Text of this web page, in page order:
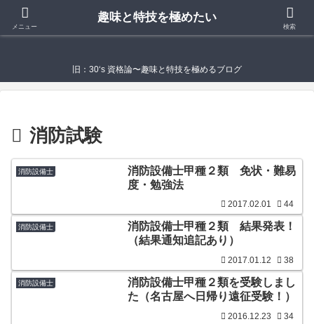
趣味と特技を極めたい
旧：30‘s 資格論〜趣味と特技を極めるブログ
消防試験
消防設備士
消防設備士甲種２類 免状・難易
度・勉強法
2017.02.01 44
消防設備士
消防設備士甲種２類 結果発表！
（結果通知追記あり）
2017.01.12 38
消防設備士
消防設備士甲種２類を受験しまし
た（名古屋へ日帰り遠征受験！）
2016.12.23 34
メニュー
趣味と特技を極めたい
検索